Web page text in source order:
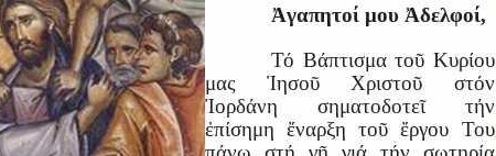
Ἀγαπητοί μου Ἀδελφοί,
Τό Βάπτισμα τοῦ Κυρίου
μας Ἰησοῦ Χριστοῦ στόν
Ἰορδάνη σηματοδοτεῖ τήν
ἐπίσημη ἔναρξη τοῦ ἔργου Του